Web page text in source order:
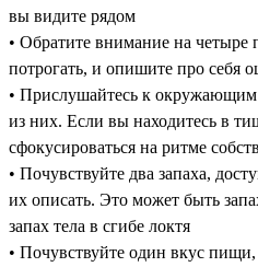
вы видите рядом
• Обратите внимание на четыре
потрогать, и опишите про себя
• Прислушайтесь к окружающим
из них. Если вы находитесь в
сфокусироваться на ритме
• Почувствуйте два запаха,
их описать. Это может быть
запах тела в сгибе локтя
• Почувствуйте один вкус пищи,